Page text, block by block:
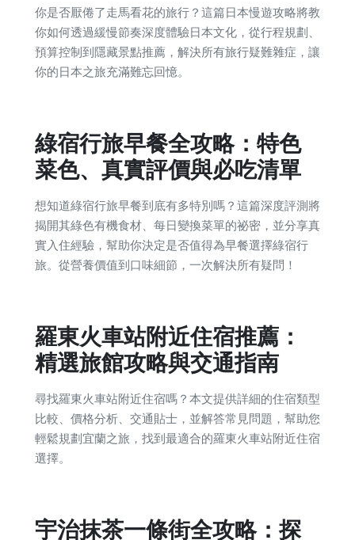
你是否厭倦了走馬看花的旅行？這篇日本慢遊攻略將教
你如何透過緩慢節奏深度體驗日本文化，從行程規劃、
預算控制到隱藏景點推薦，解決所有旅行疑難雜症，讓
你的日本之旅充滿難忘回憶。
綠宿行旅早餐全攻略：特色
菜色、真實評價與必吃清單
想知道綠宿行旅早餐到底有多特別嗎？這篇深度評測將
揭開其綠色有機食材、每日變換菜單的祕密，並分享真
實入住經驗，幫助你決定是否值得為早餐選擇綠宿行
旅。從營養價值到口味細節，一次解決所有疑問！
羅東火車站附近住宿推薦：
精選旅館攻略與交通指南
尋找羅東火車站附近住宿嗎？本文提供詳細的住宿類型
比較、價格分析、交通貼士，並解答常見問題，幫助您
輕鬆規劃宜蘭之旅，找到最適合的羅東火車站附近住宿
選擇。
宇治抹茶一條街全攻略：探